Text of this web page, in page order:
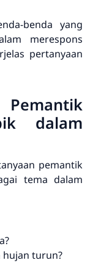
benda yang
merespons
pertanyaan
dalam
pemantik
tema dalam
hujan turun?